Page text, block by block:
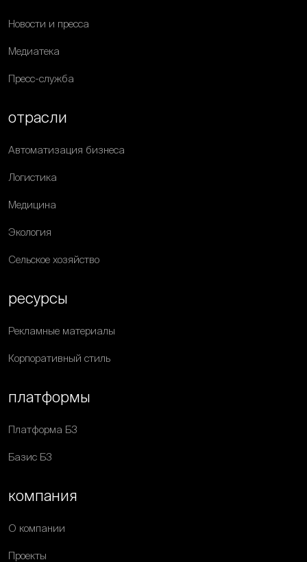
Новости и пресса
Медиатека
Пресс-служба
отрасли
Автоматизация бизнеса
Логистика
Медицина
Экология
Сельское хозяйство
ресурсы
Рекламные материалы
Корпоративный стиль
платформы
Платформа Б3
Базис Б3
компания
О компании
Проекты